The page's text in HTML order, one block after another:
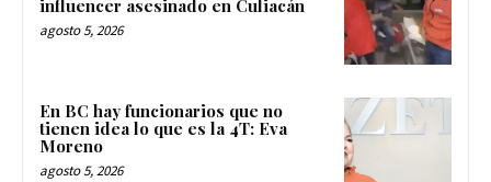
influencer asesinado en Culiacán
agosto 5, 2026
En BC hay funcionarios que no
tienen idea lo que es la 4T: Eva
Moreno
agosto 5, 2026